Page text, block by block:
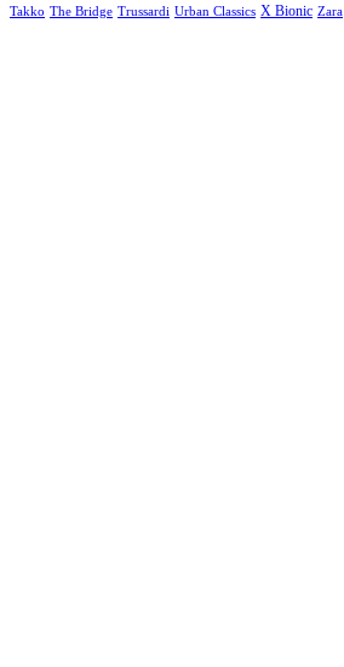
Takko The Bridge Trussardi Urban Classics X Bionic Zara